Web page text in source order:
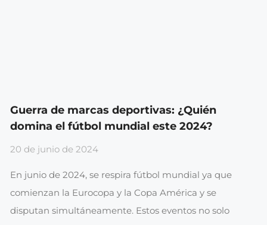
Guerra de marcas deportivas: ¿Quién
domina el fútbol mundial este 2024?
20 de junio de 2024
En junio de 2024, se respira fútbol mundial ya que
comienzan la Eurocopa y la Copa América y se
disputan simultáneamente. Estos eventos no solo